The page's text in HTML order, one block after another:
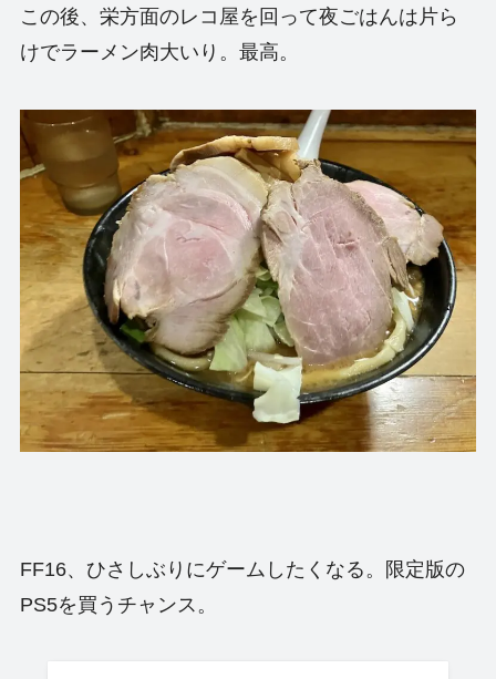
この後、栄方面のレコ屋を回って夜ごはんは片ら
けでラーメン肉大いり。最高。
FF16、ひさしぶりにゲームしたくなる。限定版の
PS5を買うチャンス。